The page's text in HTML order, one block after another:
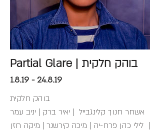
Partial Glare | בוהק חלקית
1.8.19 - 24.8.19
בוהק חלקית
אשחר חנוך קלינגבייל | יאיר ברק | יניב עמר
| לילי כהן פרח-יה | מיכה קירשנר | מיקה חזן